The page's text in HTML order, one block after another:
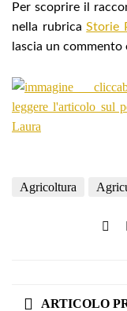
Per scoprire il
nella rubricaStorie
lascia un
Agricoltura
ARTICOLO